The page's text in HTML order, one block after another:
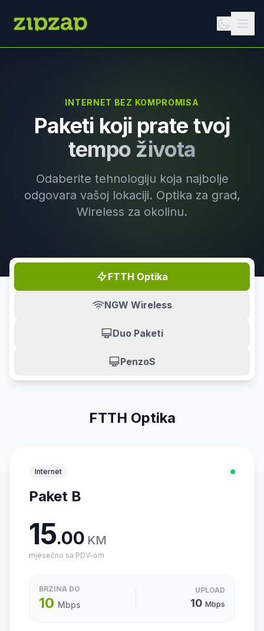
INTERNET BEZ KOMPROMISA
Paketi koji prate tvoj
tempo života
Odaberite tehnologiju koja najbolje
odgovara vašoj lokaciji. Optika za grad,
Wireless za okolinu.
FTTH Optika
NGW Wireless
Duo Paketi
PenzoS
FTTH Optika
Internet
Paket B
15.00 KM
mjesečno sa PDV-om
BRZINA DO
10 Mbps
UPLOAD
10 Mbps